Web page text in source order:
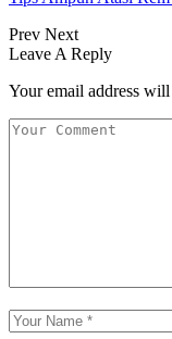
Prev Next
Leave A Reply
Your email address